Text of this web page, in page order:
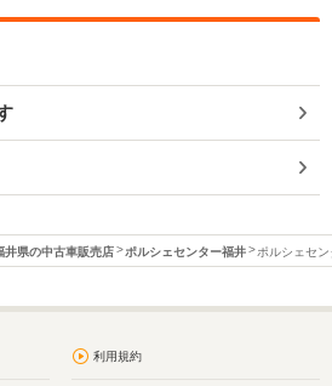
井県の中古車販売店 ポルシェセンター福井 ポルシェセ
利用規約